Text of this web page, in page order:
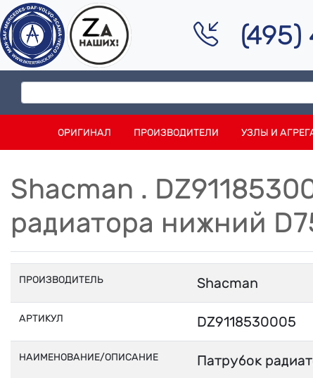
(495)
ОРИГИНАЛ ПРОИЗВОДИТЕЛИ УЗЛЫ И
Shacman .
радиатора нижний
ПРОИЗВОДИТЕЛЬ Shacman
АРТИКУЛ DZ9118530005
НАИМЕНОВАНИЕ/ОПИСАНИЕ Патрубок